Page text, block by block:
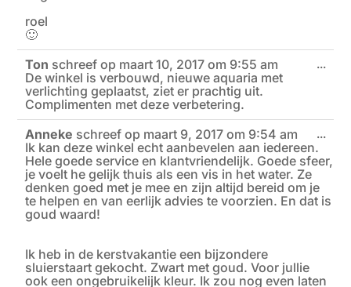
roel
🙂
Ton schreef op maart 10, 2017 om 9:55 am
De winkel is verbouwd, nieuwe aquaria met
verlichting geplaatst, ziet er prachtig uit.
Complimenten met deze verbetering.
...
Anneke schreef op maart 9, 2017 om 9:54 am
Ik kan deze winkel echt aanbevelen aan iedereen.
Hele goede service en klantvriendelijk. Goede sfeer,
je voelt he gelijk thuis als een vis in het water. Ze
denken goed met je mee en zijn altijd bereid om je
te helpen en van eerlijk advies te voorzien. En dat is
goud waard!
Ik heb in de kerstvakantie een bijzondere
sluierstaart gekocht. Zwart met goud. Voor jullie
ook een ongebruikelijk kleur. Ik zou nog even laten
...